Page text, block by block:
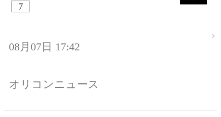
7
08月07日 17:42
オリコンニュース